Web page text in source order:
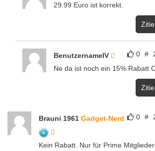
29.99 Euro ist korrekt.
0 #
BenutzernameIV
Ne da ist noch ein 15% Rabatt
0 #
Brauni 1961 Gadget-Nerd
Kein Rabatt. Nur für Prime Mitglieder